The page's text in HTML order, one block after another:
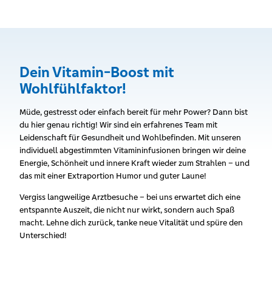
Dein Vitamin-Boost mit
Wohlfühlfaktor!
Müde, gestresst oder einfach bereit für mehr Power? Dann bist
du hier genau richtig! Wir sind ein erfahrenes Team mit
Leidenschaft für Gesundheit und Wohlbefinden. Mit unseren
individuell abgestimmten Vitamininfusionen bringen wir deine
Energie, Schönheit und innere Kraft wieder zum Strahlen – und
das mit einer Extraportion Humor und guter Laune!
Vergiss langweilige Arztbesuche – bei uns erwartet dich eine
entspannte Auszeit, die nicht nur wirkt, sondern auch Spaß
macht. Lehne dich zurück, tanke neue Vitalität und spüre den
Unterschied!